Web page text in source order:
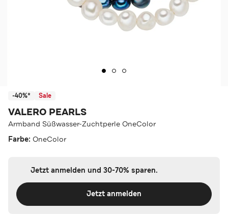
-40%* Sale
VALERO PEARLS
Armband Süßwasser-Zuchtperle OneColor
Farbe: OneColor
Jetzt anmelden und 30-70% sparen.
Jetzt anmelden